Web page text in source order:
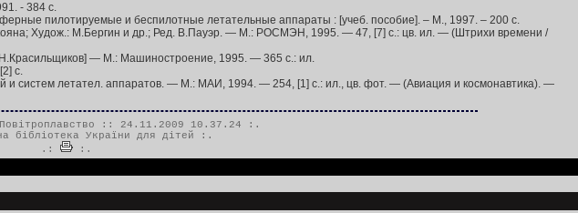
- 384 с.
пилотируемые и беспилотные летательные аппараты : [учеб. пособие]. – М., 1997. – 200 с.
Худож.: М.Бергин и др.; Ред. В.Пауэр. — М.: РОСМЭН, 1995. — 47, [7] с.: цв. ил. — (Штрихи времени /
— М.: Машиностроение, 1995. — 365 с.: ил.
c.
систем летател. аппаратов. — М.: МАИ, 1994. — 254, [1] с.: ил., цв. фот. — (Авиация и космонавтика). —
:: 24.11.2009 10.37.24 :.
бібліотека України для дітей :.
.:
:.